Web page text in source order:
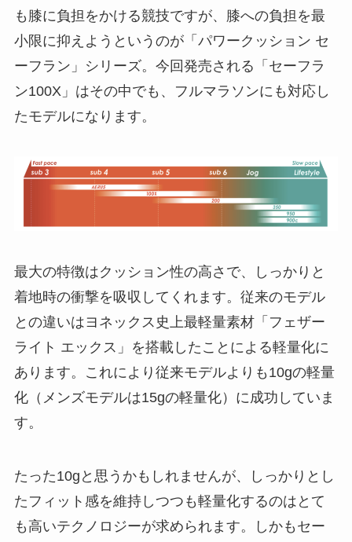
も膝に負担をかける競技ですが、膝への負担を最
小限に抑えようというのが「パワークッション セ
ーフラン」シリーズ。今回発売される「セーフラ
ン100X」はその中でも、フルマラソンにも対応し
たモデルになります。
最大の特徴はクッション性の高さで、しっかりと
着地時の衝撃を吸収してくれます。従来のモデル
との違いはヨネックス史上最軽量素材「フェザー
ライト エックス」を搭載したことによる軽量化に
あります。これにより従来モデルよりも10gの軽量
化（メンズモデルは15gの軽量化）に成功していま
す。
たった10gと思うかもしれませんが、しっかりとし
たフィット感を維持しつつも軽量化するのはとて
も高いテクノロジーが求められます。しかもセー